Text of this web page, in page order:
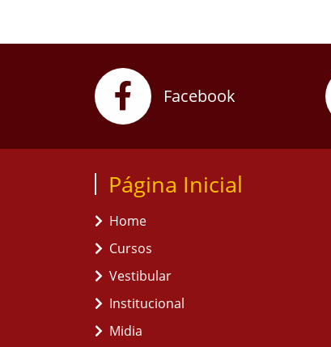
Facebook
Página Inicial
Home
Cursos
Vestibular
Institucional
Midia